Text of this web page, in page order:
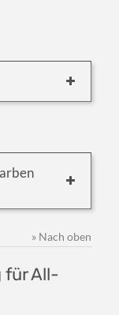
» Nach oben
für All-